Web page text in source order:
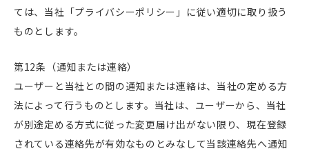
ては、当社「プライバシーポリシー」に従い適切に取り扱う
ものとします。
第12条（通知または連絡）
ユーザーと当社との間の通知または連絡は、当社の定める方
法によって行うものとします。当社は、ユーザーから、当社
が別途定める方式に従った変更届け出がない限り、現在登録
されている連絡先が有効なものとみなして当該連絡先へ通知